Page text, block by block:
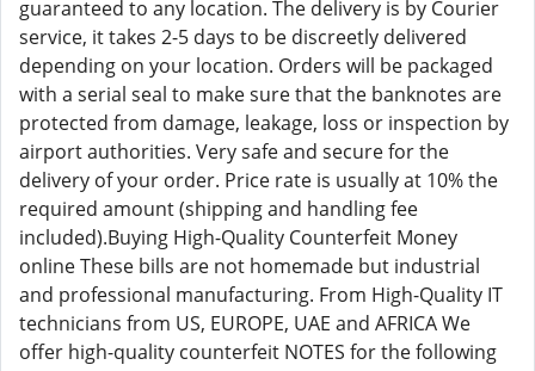
guaranteed to any location. The delivery is by Courier
service, it takes 2-5 days to be discreetly delivered
depending on your location. Orders will be packaged
with a serial seal to make sure that the banknotes are
protected from damage, leakage, loss or inspection by
airport authorities. Very safe and secure for the
delivery of your order. Price rate is usually at 10% the
required amount (shipping and handling fee
included).Buying High-Quality Counterfeit Money
online These bills are not homemade but industrial
and professional manufacturing. From High-Quality IT
technicians from US, EUROPE, UAE and AFRICA We
offer high-quality counterfeit NOTES for the following